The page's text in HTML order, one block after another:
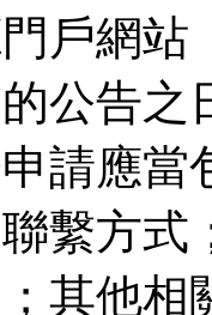
戶網
公告之
請應當
繫方式
其他相